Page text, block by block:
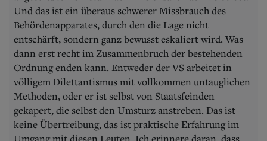
Und das ist ein überaus schwerer Missbrauch des
Behördenapparates, durch den die Lage nicht
entschärft, sondern ganz bewusst eskaliert wird. Was
dann erst recht im Zusammenbruch der bestehenden
Ordnung enden kann. Entweder der VS arbeitet in
völligem Dilettantismus mit vollkommen untauglichen
Methoden, oder er ist selbst von Staatsfeinden
gekapert, die selbst den Umsturz anstreben. Das ist
keine Übertreibung, das ist praktische Erfahrung im